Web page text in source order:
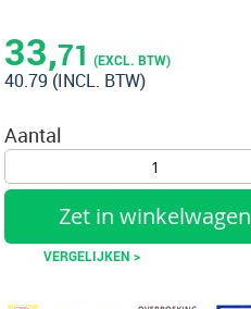
33,71 (EXCL. BTW)
40.79 (INCL. BTW)
Aantal
Zet in winkelwagen
VERGELIJKEN >